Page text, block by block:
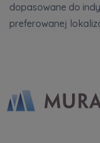
dopasowane do
preferowanej